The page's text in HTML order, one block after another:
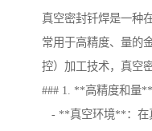
真空密封钎焊是一种
常用于高精度、量的
控）加工技术，真空
### 1. **高精度和量**
- **真空环境**：在